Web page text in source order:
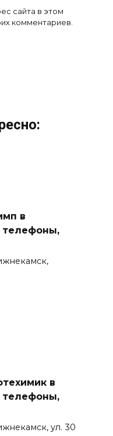
сайта в этом
комментариев.
в
телефоны,
в
телефоны,
ул. 30